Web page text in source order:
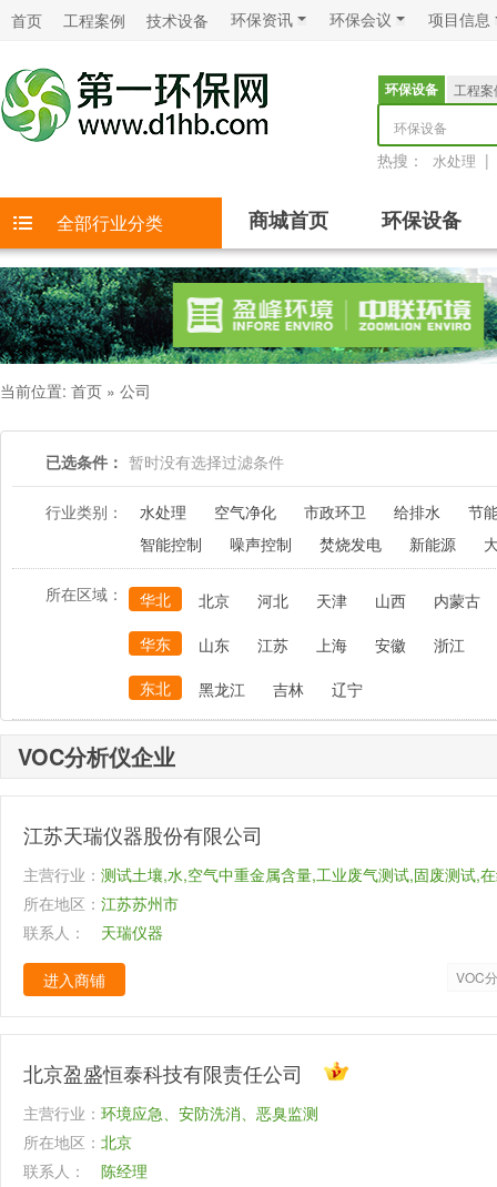
首页 工程案例 技术设备 环保资讯 环保会议 项目信息
环保设备
工程案
环保设备
热搜： 水处理 |
全部行业分类 商城首页 环保设备
当前位置: 首页 » 公司
已选条件： 暂时没有选择过滤条件
行业类别： 水处理 空气净化 市政环卫 给排水
节
智能控制
噪声控制 焚烧发电 新能源
所在区域： 华北 北京 河北 天津 山西
内蒙古
华东
山东 江苏 上海 安徽
浙江
东北
黑龙江 吉林 辽宁
VOC分析仪企业
江苏天瑞仪器股份有限公司
主营行业： 测试土壤,水,空气中重金属含量,工业废气测试,固废测试,
携式测试仪器,实验室仪器
所在地区： 江苏苏州市
联系人：
天瑞仪器
进入商铺 VOC
北京盈盛恒泰科技有限责任公司
主营行业： 环境应急、安防洗消、恶臭监测
所在地区： 北京
联系人：
陈经理